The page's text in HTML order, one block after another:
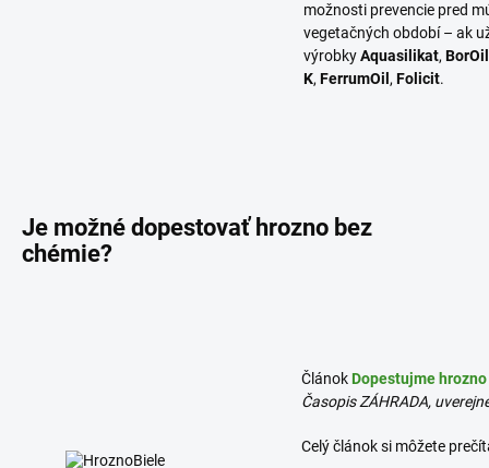
možnosti prevencie pred
vegetačných období – ak
výrobkyAquasilikat, BorOil
K, FerrumOil , Folicit.
Je možné dopestovať hrozno bez
chémie?
ČlánokDopestujme
Časopis ZÁHRADA,
Celý článok si môžete